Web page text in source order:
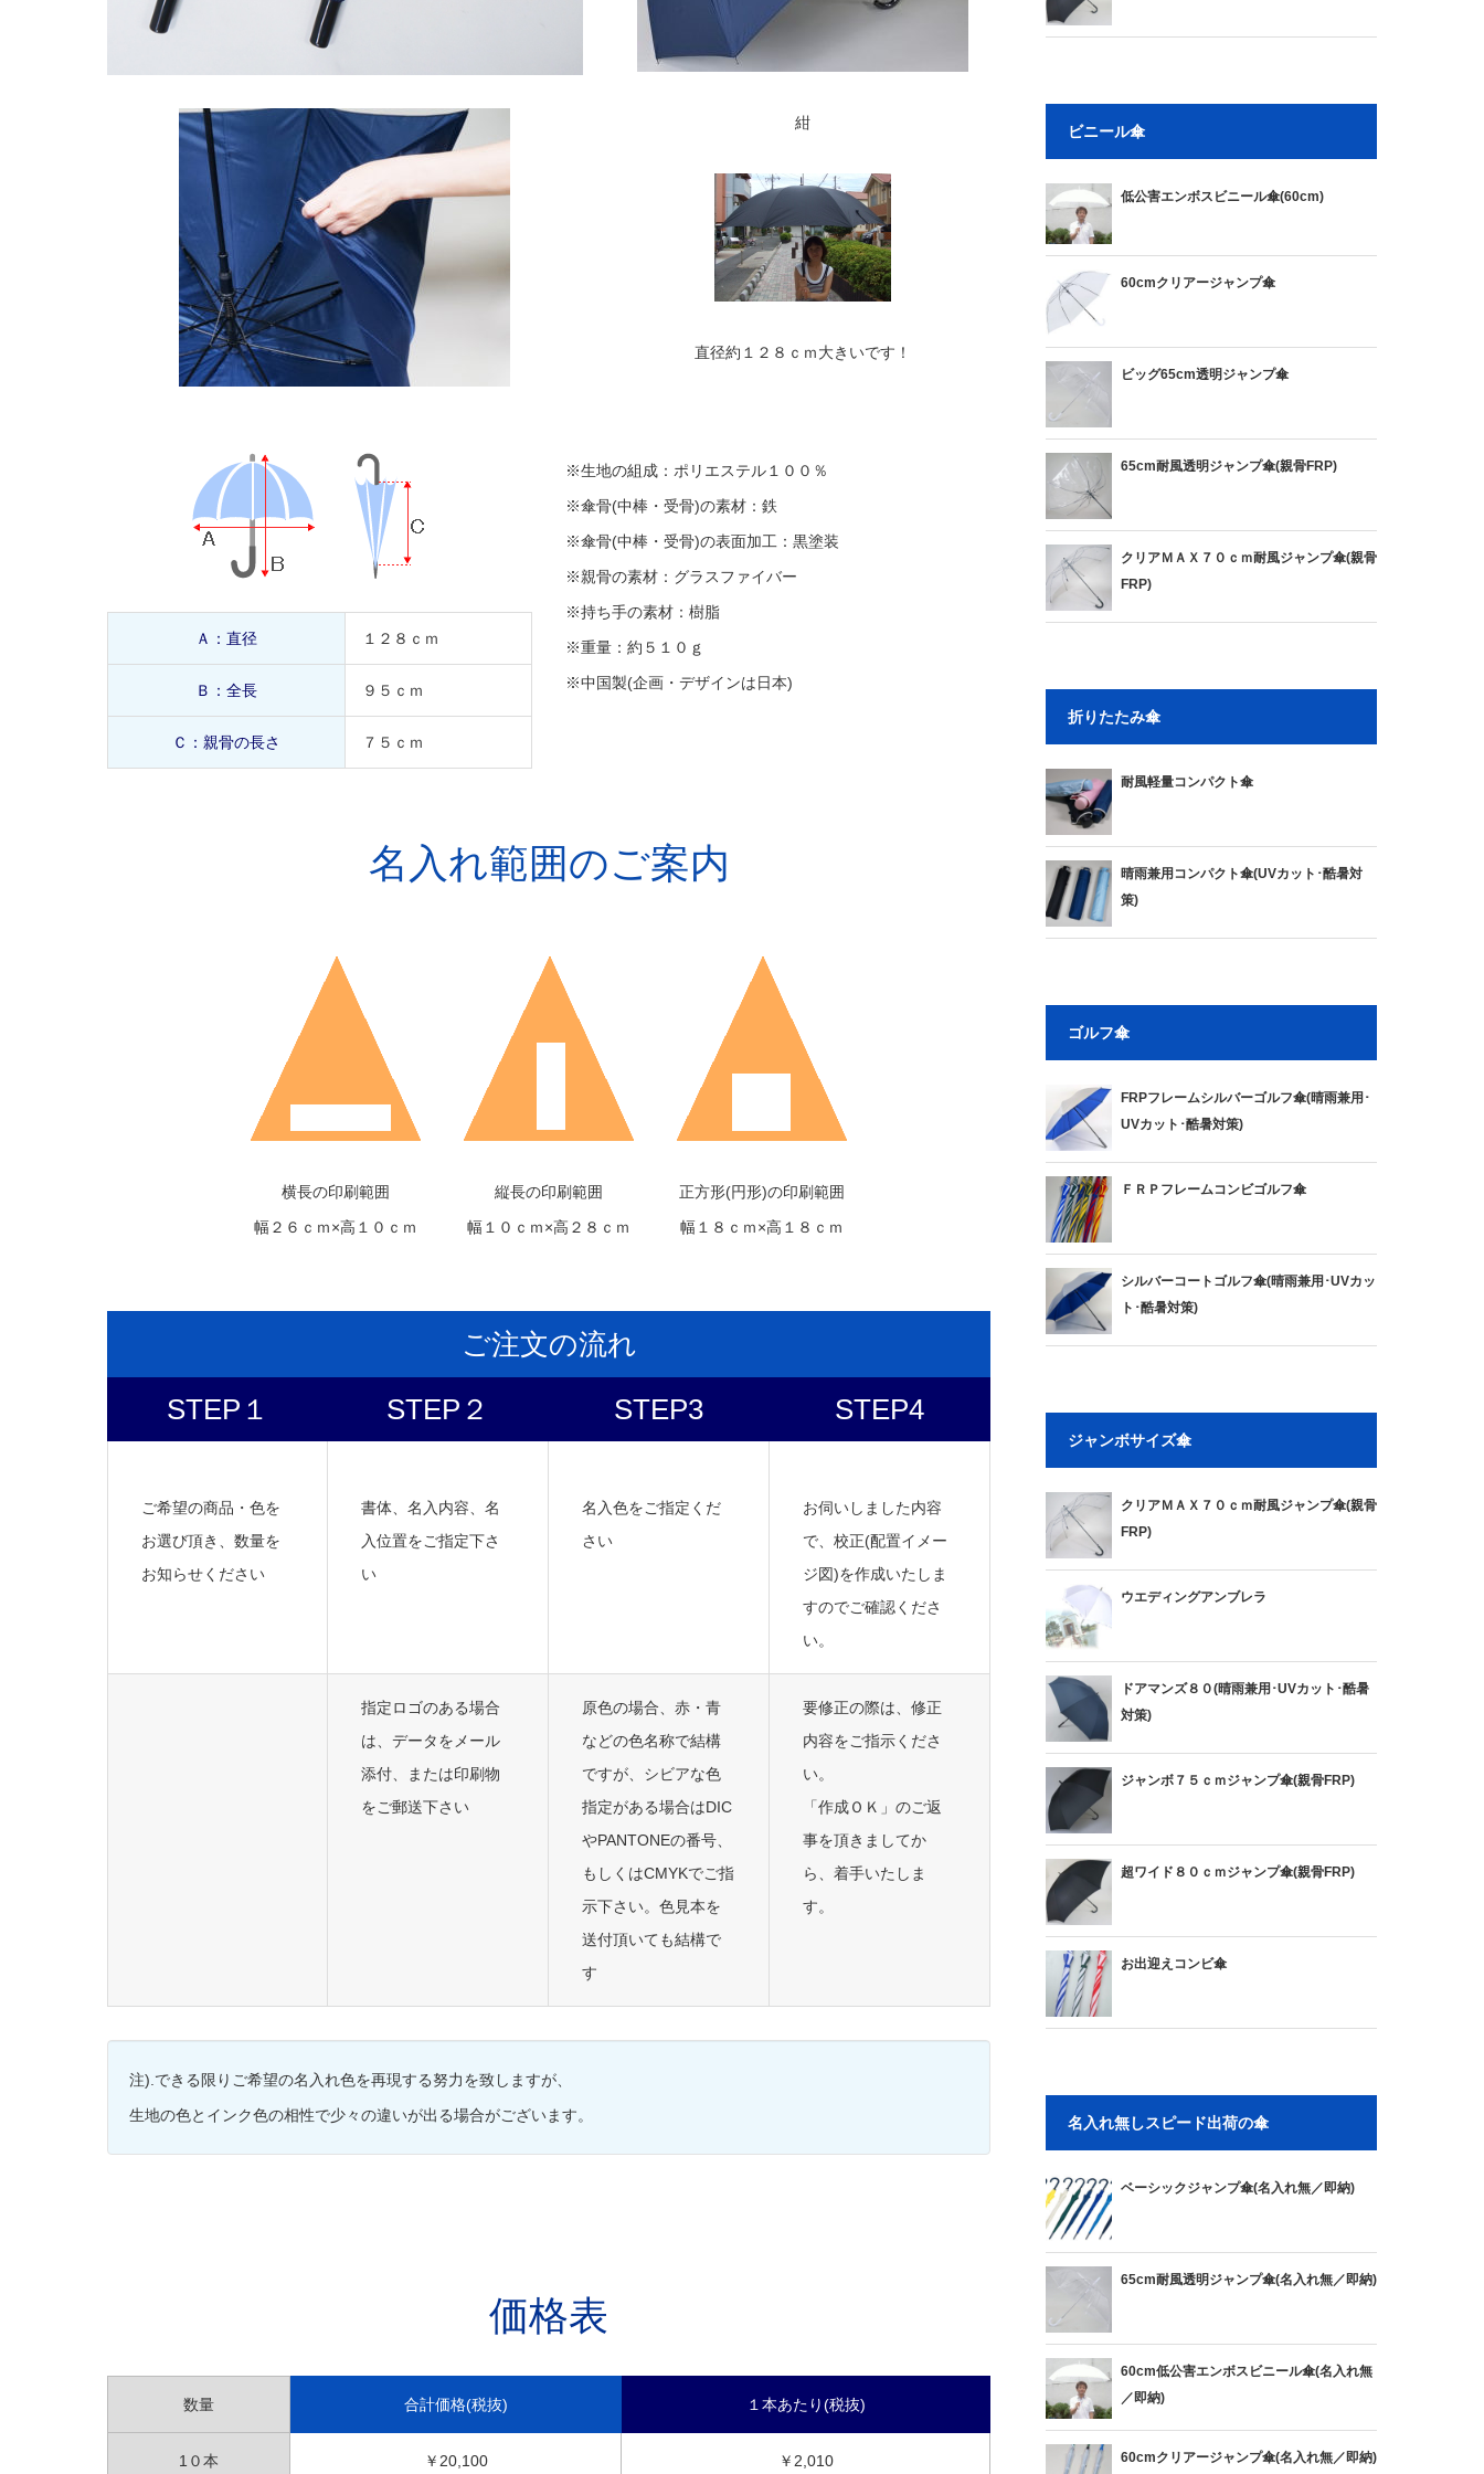
紺
直径約１２８ｃｍ大きいです！
Ａ：直径 １２８ｃｍ
Ｂ：全長 ９５ｃｍ
Ｃ：親骨の長さ ７５ｃｍ
※生地の組成：ポリエステル１００％
※傘骨(中棒・受骨)の素材：鉄
※傘骨(中棒・受骨)の表面加工：黒塗装
※親骨の素材：グラスファイバー
※持ち手の素材：樹脂
※重量：約５１０ｇ
※中国製(企画・デザインは日本)
名入れ範囲のご案内
横長の印刷範囲
幅２６ｃｍ×高１０ｃｍ
縦長の印刷範囲
幅１０ｃｍ×高２８ｃｍ
正方形(円形)の印刷範囲
幅１８ｃｍ×高１８ｃｍ
ご注文の流れ
STEP１
STEP２ STEP3 STEP4
ご希望の商品・色を
お選び頂き、数量を
お知らせください
書体、名入内容、名
入位置をご指定下さ
い
名入色をご指定くだ
さい
お伺いしました内容
で、校正(配置イメー
ジ図)を作成いたしま
すのでご確認くださ
い。
指定ロゴのある場合
は、データをメール
添付、または印刷物
をご郵送下さい
原色の場合、赤・青
などの色名称で結構
ですが、シビアな色
指定がある場合はDIC
やPANTONEの番号、
もしくはCMYKでご指
示下さい。色見本を
送付頂いても結構で
す
要修正の際は、修正
内容をご指示くださ
い。
「作成ＯＫ」のご返
事を頂きましてか
ら、着手いたしま
す。
注).できる限りご希望の名入れ色を再現する努力を致しますが、
生地の色とインク色の相性で少々の違いが出る場合がございます。
価格表
数量 合計価格(税抜) １本あたり(税抜)
1０本 ￥20,100 ￥2,010
ビニール傘
低公害エンボスビニール傘(60cm)
60cmクリアージャンプ傘
ビッグ65cm透明ジャンプ傘
65cm耐風透明ジャンプ傘(親骨FRP)
クリアＭＡＸ７０ｃｍ耐風ジャンプ傘(親骨
FRP)
折りたたみ傘
耐風軽量コンパクト傘
晴雨兼用コンパクト傘(UVカット･酷暑対
策)
ゴルフ傘
FRPフレームシルバーゴルフ傘(晴雨兼用･
UVカット･酷暑対策)
ＦＲＰフレームコンビゴルフ傘
シルバーコートゴルフ傘(晴雨兼用･UVカッ
ト･酷暑対策)
ジャンボサイズ傘
クリアＭＡＸ７０ｃｍ耐風ジャンプ傘(親骨
FRP)
ウエディングアンブレラ
ドアマンズ８０(晴雨兼用･UVカット･酷暑
対策)
ジャンボ７５ｃｍジャンプ傘(親骨FRP)
超ワイド８０ｃｍジャンプ傘(親骨FRP)
お出迎えコンビ傘
名入れ無しスピード出荷の傘
ベーシックジャンプ傘(名入れ無／即納)
65cm耐風透明ジャンプ傘(名入れ無／即納)
60cm低公害エンボスビニール傘(名入れ無
／即納)
60cmクリアージャンプ傘(名入れ無／即納)